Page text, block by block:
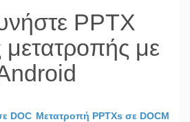
PPTX
μετατροπής με
DOC Μετατροπή PPTXs σε DOCM